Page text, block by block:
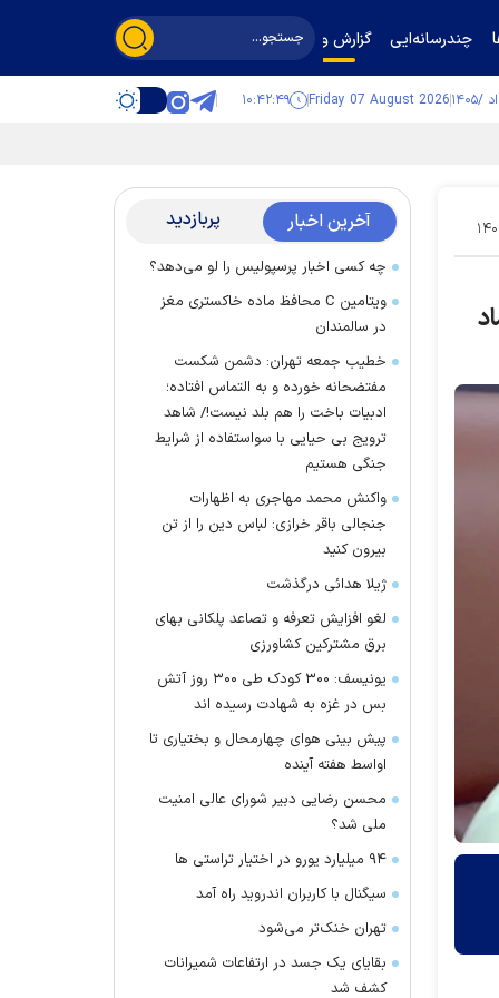
چندرسانه‌ایی گزارش و گفت‌وگو
Friday 07 August 2026 ۱۰:۴۲:۵۰
۲۸ آخرین اخبار پربازدید
چه کسی اخبار پرسپولیس را لو می‌دهد؟
ویتامین C محافظ ماده خاکستری مغز
در سالمندان
خطیب جمعه تهران: دشمن شکست
مفتضحانه خورده و به التماس افتاده؛
ادبیات باخت را هم بلد نیست!/ شاهد
ترویج بی حیایی با سواستفاده از شرایط
جنگی هستیم
واکنش محمد مهاجری به اظهارات
جنجالی باقر خرازی: لباس دین را از تن
بیرون کنید
ژیلا هدائی درگذشت
لغو افزایش تعرفه و تصاعد پلکانی بهای
برق مشترکین کشاورزی
یونیسف: ۳۰۰ کودک طی ۳۰۰ روز آتش
بس در غزه به شهادت رسیده اند
پیش بینی هوای چهارمحال و بختیاری تا
اواسط هفته آینده
محسن رضایی دبیر شورای عالی امنیت
ملی شد؟
۹۴ میلیارد یورو در اختیار تراستی ها
سیگنال با کاربران اندروید راه آمد
تهران خنک‌تر می‌شود
بقایای یک جسد در ارتفاعات شمیرانات
کشف شد